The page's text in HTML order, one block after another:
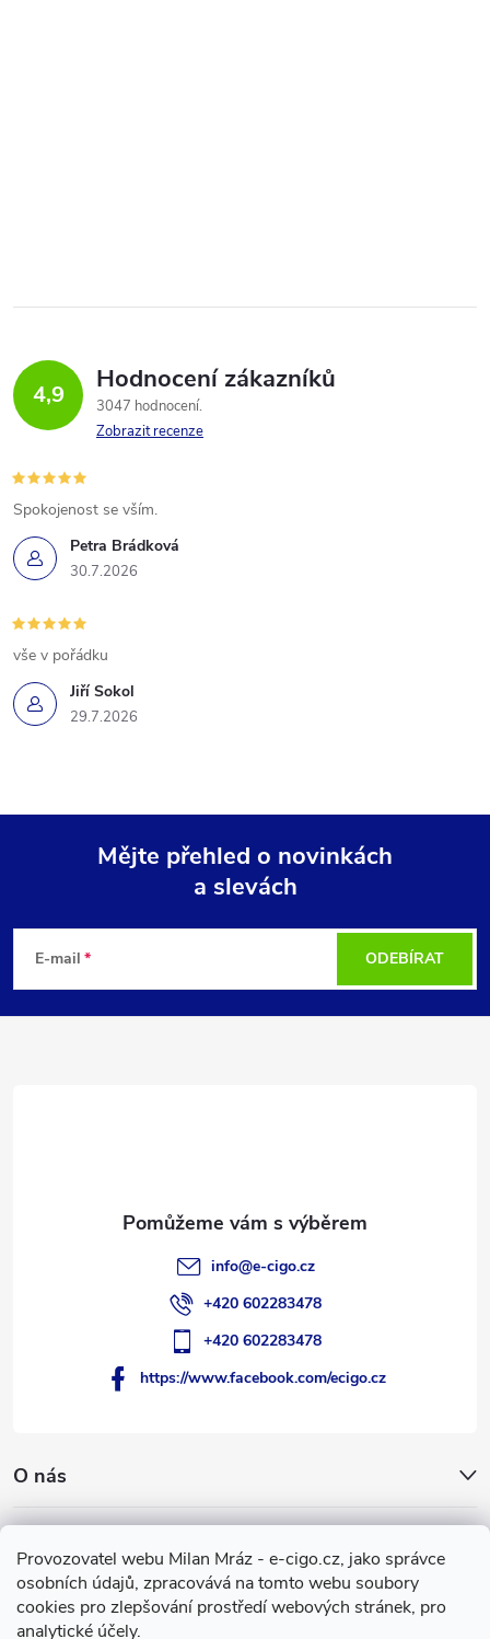
Provozovatel webu Milan Mráz - e-cigo.cz, jako správce
osobních údajů, zpracovává na tomto webu soubory
cookies pro zlepšování prostředí webových stránek, pro
analytické účely.
4,9 Hodnocení zákazníků
3047 hodnocení
Zobrazit recenze
Petra Brádková
30.7.2026
Spokojenost se vším.
Jiří Sokol
29.7.2026
vše v pořádku
p
Mějte přehled o novinkách
a slevách
E-mail ODEBÍRAT
O nás
Facebook
info@e-cigo.cz
+420 602283478
+420 602283478
https://www.facebook.com/ecigo.cz